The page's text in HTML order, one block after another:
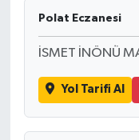
Polat Eczanesi
İSMET İNÖNÜ
Yol Tarifi Al